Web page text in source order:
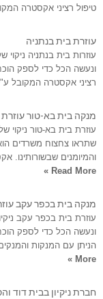
טיפול רציני אקסטרה
עוזרת בית בנתניה
עוזרות בית בנתניה
ונעשה הכל כדי לספק
רציני אקסטרה המקובל ע"י
מנקה בית בא-טור
עוזרת בית בא-טור ניקוי
שתראו צחצוח משרדים
והמיומנים שבשורותינו.
Read More »
מנקה בית בכפר עקב
עוזרת בית בכפר עקב
ונעשה הכל כדי לספק
הניתן עם המנקות
More »
חברת ניקיון בבית דוד